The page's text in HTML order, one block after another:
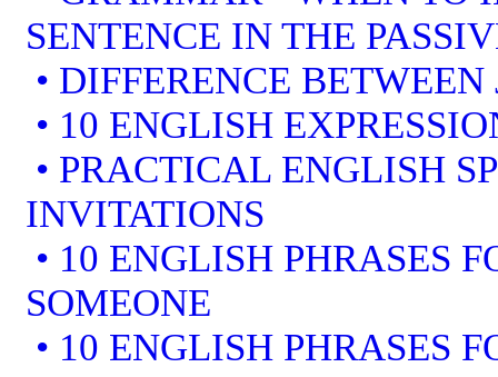
SENTENCE IN THE
• DIFFERENCE
• 10 ENGLISH
• PRACTICAL ENGLISH
INVITATIONS
• 10 ENGLISH PHRASES
SOMEONE
• 10 ENGLISH PHRASES